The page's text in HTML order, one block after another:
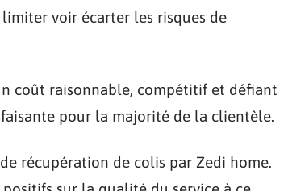
voir écarter les risques de
coût raisonnable, compétitif et défiant
pour la majorité de la clientèle.
récupération de colis par Zedi home.